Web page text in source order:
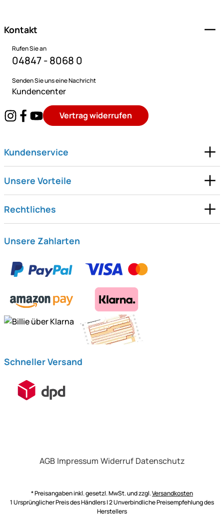
Kontakt
Rufen Sie an
04847 - 8068 0
Senden Sie uns eine Nachricht
Kundencenter
Vertrag widerrufen
Kundenservice
Unsere Vorteile
Rechtliches
Unsere Zahlarten
Schneller Versand
AGB Impressum Widerruf Datenschutz
* Preisangaben inkl. gesetzl. MwSt. und zzgl.Versandkosten
1 Ursprünglicher Preis des Händlers | 2 Unverbindliche Preisempfehlung des
Herstellers